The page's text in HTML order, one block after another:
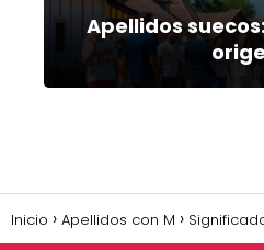
Apellidos
Inicio Apellidos con M